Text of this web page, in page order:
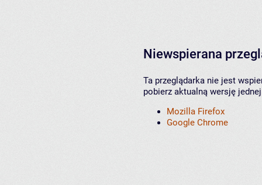
Niewspierana
Ta przeglądarka nie jest
pobierz aktualną wersję
Mozilla Firefox
Google Chrome